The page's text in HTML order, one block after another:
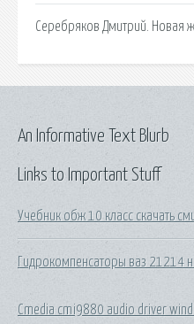
Серебряков Дмитрий. Новая
Links to Important Stuff
Учебник обж 10 класс скачать
Гидрокомпенсаторы ваз 21214
Cmedia cmi9880 audio driver
An Informative Text Blurb